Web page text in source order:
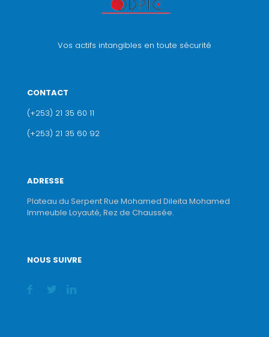
Vos actifs intangibles en toute sécurité
CONTACT
(+253) 21 35 60 11
(+253) 21 35 60 92
ADRESSE
Plateau du Serpent Rue Mohamed Dileita Mohamed
Immeuble Loyauté, Rez de Chaussée.
NOUS SUIVRE